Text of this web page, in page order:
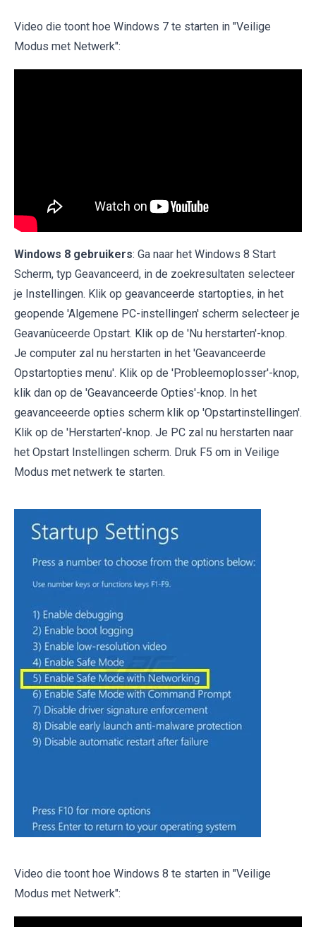
Video die toont hoe Windows 7 te starten in "Veilige
Modus met Netwerk":
Windows 8 gebruikers: Ga naar het Windows 8 Start
Scherm, typ Geavanceerd, in de zoekresultaten selecteer
je Instellingen. Klik op geavanceerde startopties, in het
geopende 'Algemene PC-instellingen' scherm selecteer je
Geavanùceerde Opstart. Klik op de 'Nu herstarten'-knop.
Je computer zal nu herstarten in het 'Geavanceerde
Opstartopties menu'. Klik op de 'Probleemoplosser'-knop,
klik dan op de 'Geavanceerde Opties'-knop. In het
geavanceeerde opties scherm klik op 'Opstartinstellingen'.
Klik op de 'Herstarten'-knop. Je PC zal nu herstarten naar
het Opstart Instellingen scherm. Druk F5 om in Veilige
Modus met netwerk te starten.
Video die toont hoe Windows 8 te starten in "Veilige
Modus met Netwerk":